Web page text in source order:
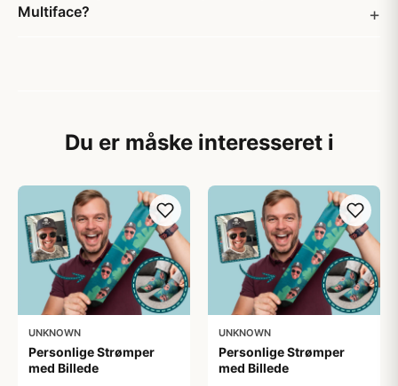
Multiface?
Du er måske interesseret i
UNKNOWN
Personlige Strømper
med Billede
UNKNOWN
Personlige Strømper
med Billede